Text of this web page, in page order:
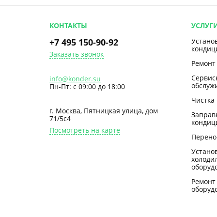
КОНТАКТЫ
+7 495 150-90-92
Заказать звонок
info@konder.su
Пн-Пт: с 09:00 до 18:00
г. Москва, Пятницкая улица, дом
71/5с4
Посмотреть на карте
Ремонт